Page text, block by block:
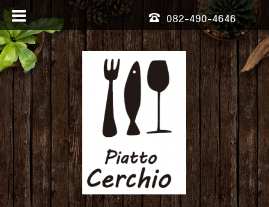
082-490-4646